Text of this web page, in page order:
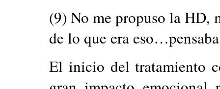
(9) No me propuso la HD,
de lo que era
El inicio del tratamiento